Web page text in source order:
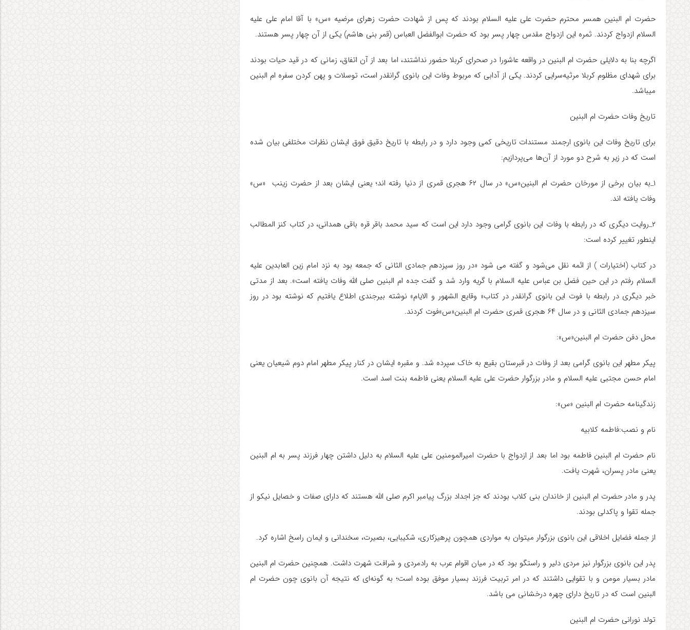
حضرت ام البنین همسر محترم حضرت علی علیه السلام بودند که پس از شهادت حضرت زهرای مرضیه «س» با آقا امام علی علیه
السلام ازدواج کردند. ثمره این ازدواج مقدس چهار پسر بود که حضرت ابوالفضل العباس (قمر بنی هاشم) یکی از آن چهار پسر هستند.
اگرچه بنا به دلایلی حضرت ام البنین در واقعه عاشورا در صحرای کربلا حضور نداشتند، اما بعد از آن اتفاق، زمانی که در قید حیات بودند
برای شهدای مظلوم کربلا مرثیه‌سرایی کردند. یکی از آدابی که مربوط وفات این بانوی گرانقدر است، توسلات و پهن کردن سفره ام البنین
میباشد.
تاریخ وفات حضرت ام البنین
برای تاریخ وفات این بانوی ارجمند مستندات تاریخی کمی وجود دارد و در رابطه با تاریخ دقیق فوق ایشان نظرات مختلفی بیان شده
است که در زیر به شرح دو مورد از آن‌ها می‌پردازیم:
۱_به بیان برخی از مورخان حضرت ام البنین«س» در سال ۶۲ هجری قمری از دنیا رفته اند؛ یعنی ایشان بعد از حضرت زینب «س»
وفات یافته اند.
۲_روایت دیگری که در رابطه با وفات این بانوی گرامی وجود دارد این است که سید محمد باقر قره باقی همدانی، در کتاب کنز المطالب
اینطور تغییر کرده است:
در کتاب (اختیارات ) از ائمه نقل می‌شود و گفته می شود «در روز سیزدهم جمادی الثانی که جمعه بود به نزد امام زین العابدین علیه
السلام رفتم در این حین فضل بن عباس علیه السلام با گریه وارد شد و گفت جده ام البنین صلی الله وفات یافته است». بعد از مدتی
خبر دیگری در رابطه با فوت این بانوی گرانقدر در کتاب« وقایع الشهور و الایام» نوشته بیرجندی اطلاع یافتیم که نوشته بود در روز
سیزدهم جمادی الثانی و در سال ۶۴ هجری قمری حضرت ام البنین«س»فوت کردند.
محل دفن حضرت ام البنین«س»:
پیکر مطهر این بانوی گرامی بعد از وفات در قبرستان بقیع به خاک سپرده شد. و مقبره ایشان در کنار پیکر مطهر امام دوم شیعیان یعنی
امام حسن مجتبی علیه السلام و مادر بزرگوار حضرت علی علیه السلام یعنی فاطمه بنت اسد است.
زندگینامه حضرت ام البنین «س»:
نام و نصب:فاطمه کلابیه
نام حضرت ام البنین فاطمه بود اما بعد از ازدواج با حضرت امیرالمومنین علی علیه السلام به دلیل داشتن چهار فرزند پسر به ام البنین
یعنی مادر پسران، شهرت یافت.
پدر و مادر حضرت ام البنین از خاندان بنی کلاب بودند که جز اجداد بزرگ پیامبر اکرم صلی الله هستند که دارای صفات و خصایل نیکو از
جمله تقوا و پاکدلی بودند.
از جمله فضایل اخلاقی این بانوی بزرگوار میتوان به مواردی همچون پرهیزکاری، شکیبایی، بصیرت، سخندانی و ایمان راسخ اشاره کرد.
پدر این بانوی بزرگوار نیز مردی دلیر و راستگو بود که در میان اقوام عرب به رادمردی و شرافت شهرت داشت. همچنین حضرت ام البنین
مادر بسیار مومن و با تقوایی داشتند که در امر تربیت فرزند بسیار موفق بوده است؛ به گونه‌ای که نتیجه آن بانوی چون حضرت ام
البنین است که در تاریخ دارای چهره درخشانی می باشد.
تولد نورانی حضرت ام البنین